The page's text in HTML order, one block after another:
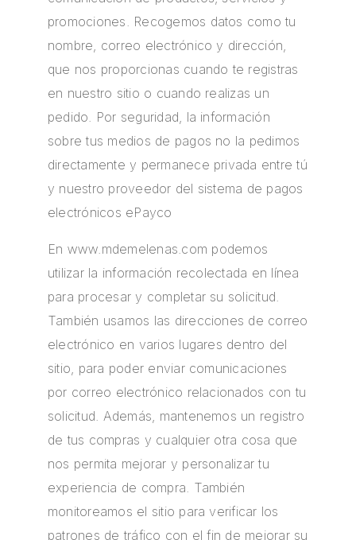
promociones. Recogemos datos como tu
nombre, correo electrónico y dirección,
que nos proporcionas cuando te registras
en nuestro sitio o cuando realizas un
pedido. Por seguridad, la información
sobre tus medios de pagos no la pedimos
directamente y permanece privada entre tú
y nuestro proveedor del sistema de pagos
electrónicos ePayco
En www.mdemelenas.com podemos
utilizar la información recolectada en línea
para procesar y completar su solicitud.
También usamos las direcciones de correo
electrónico en varios lugares dentro del
sitio, para poder enviar comunicaciones
por correo electrónico relacionados con tu
solicitud. Además, mantenemos un registro
de tus compras y cualquier otra cosa que
nos permita mejorar y personalizar tu
experiencia de compra. También
monitoreamos el sitio para verificar los
patrones de tráfico con el fin de mejorar su